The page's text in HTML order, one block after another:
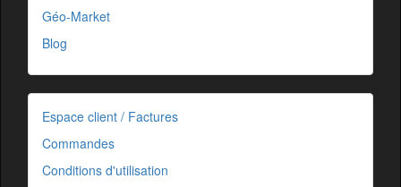
Géo-Market
Blog
Espace client / Factures
Commandes
Conditions d'utilisation